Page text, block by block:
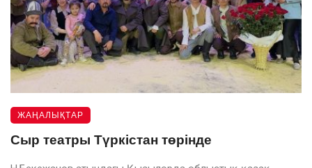
ЖАҢАЛЫҚТАР
Сыр театры Түркістан төрінде